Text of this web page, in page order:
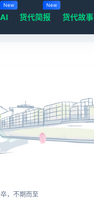
New
货代简报
New
货代故事
，不期而至